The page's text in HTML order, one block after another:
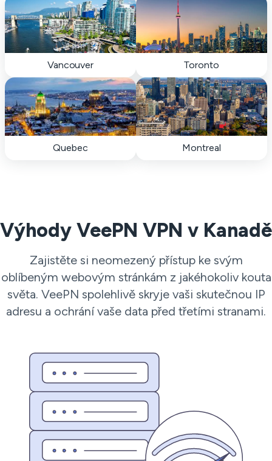
Vancouver Toronto
Quebec Montreal
Výhody VeePN VPN v Kanadě
Zajistěte si neomezený přístup ke svým
oblíbeným webovým stránkám z jakéhokoliv kouta
světa. VeePN spolehlivě skryje vaši skutečnou IP
adresu a ochrání vaše data před třetími stranami.